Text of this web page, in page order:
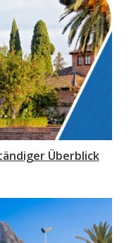
Überblick